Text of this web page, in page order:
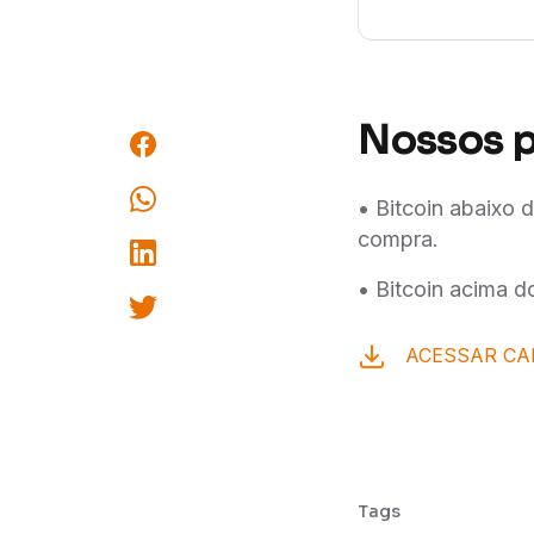
Nossos
• Bitcoin abaixo
compra.
• Bitcoin acima
ACESSAR
Tags